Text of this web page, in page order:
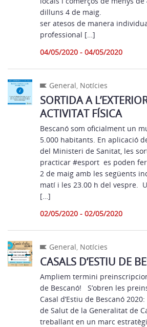
dilluns 4 de maig.
ser atesos de manera
professional […]
04/05/2020 - 04/05/2020
General, Notícies
SORTIDA A
ACTIVITAT FÍSICA
Bescanó som oficialment un
5.000 habitants. En aplicació
del Ministeri de Sanitat, les
practicar #esport es poden
2 de maig amb les següents
matí i les 23.00 h del vespre.
[…]
02/05/2020 - 02/05/2020
General, Notícies
CASALS D’ESTIU DE
Ampliem termini
de Bescanó! S’obren les
Casal d’Estiu de Bescanó
de Salut de la Generalitat de
treballant en un marc